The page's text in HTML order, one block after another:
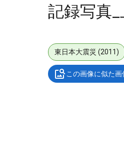
記録写真
東日本大震災 (2011)
この画像に似た画